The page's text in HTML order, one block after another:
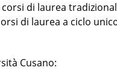
di laurea
di laurea a ciclo
Cusano: